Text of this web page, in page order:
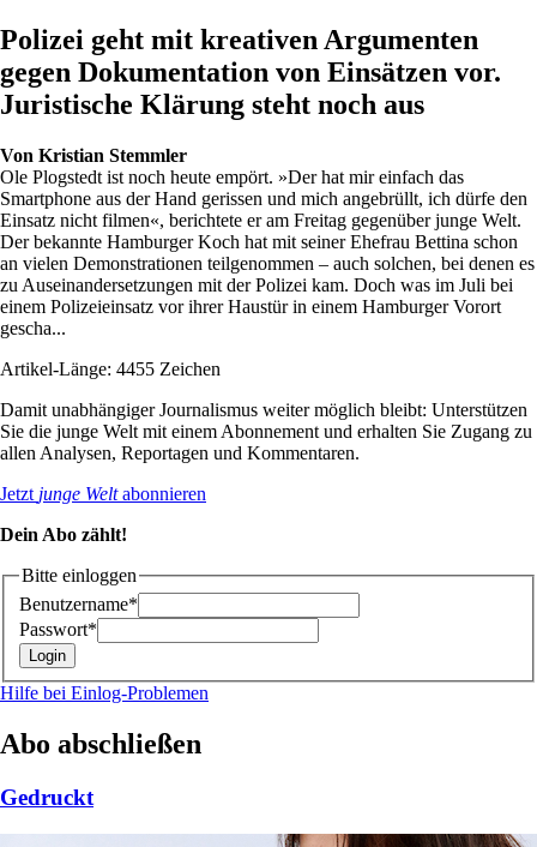
Polizei geht mit kreativen Argumenten
gegen Dokumentation von Einsätzen vor.
Juristische Klärung steht noch aus
Von Kristian Stemmler
Ole Plogstedt ist noch heute empört. »Der hat mir einfach das
Smartphone aus der Hand gerissen und mich angebrüllt, ich dürfe den
Einsatz nicht filmen«, berichtete er am Freitag gegenüber junge Welt.
Der bekannte Hamburger Koch hat mit seiner Ehefrau Bettina schon
an vielen Demonstrationen teilgenommen – auch solchen, bei denen es
zu Auseinandersetzungen mit der Polizei kam. Doch was im Juli bei
einem Polizeieinsatz vor ihrer Haustür in einem Hamburger Vorort
gescha...
Artikel-Länge: 4455 Zeichen
Damit unabhängiger Journalismus weiter möglich bleibt: Unterstützen
Sie die junge Welt mit einem Abonnement und erhalten Sie Zugang zu
allen Analysen, Reportagen und Kommentaren.
Jetzt junge Weltabonnieren
Dein Abo zählt!
Bitte einloggen
Benutzername*
Passwort*
Hilfe bei Einlog-Problemen
Abo abschließen
Gedruckt